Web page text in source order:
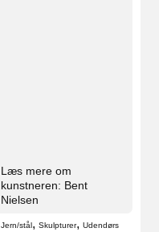
Læs mere om
kunstneren: Bent
Nielsen
Jern/stål, Skulpturer, Udendørs